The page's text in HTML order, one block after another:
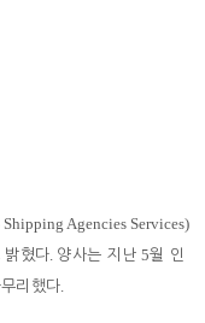
Shipping Agencies Services)
밝혔다. 양사는 지난5월 인
리했다.